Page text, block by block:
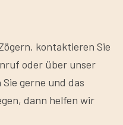
kontaktieren Sie
oder über unser
gerne und das
dann helfen wir